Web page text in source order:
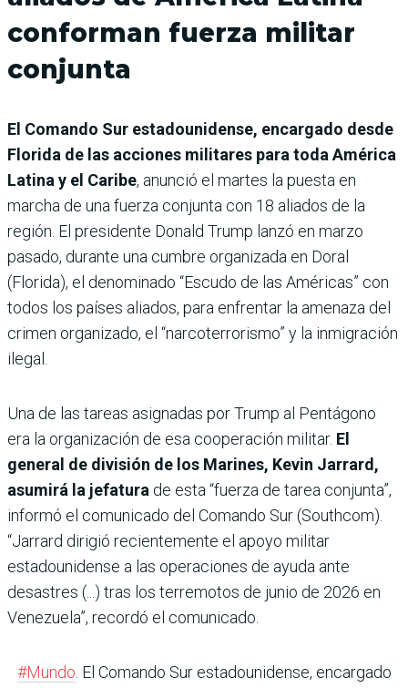
conforman fuerza militar
conjunta
El Comando Sur estadounidense, encargado desde
Florida de las acciones militares para toda América
Latina y el Caribe, anunció el martes la puesta en
marcha de una fuerza conjunta con 18 aliados de la
región. El presidente Donald Trump lanzó en marzo
pasado, durante una cumbre organizada en Doral
(Florida), el denominado “Escudo de las Américas” con
todos los países aliados, para enfrentar la amenaza del
crimen organizado, el “narcoterrorismo” y la inmigración
ilegal.
Una de las tareas asignadas por Trump al Pentágono
era la organización de esa cooperación militar. El
general de división de los Marines, Kevin Jarrard,
asumirá la jefatura de esta “fuerza de tarea conjunta”,
informó el comunicado del Comando Sur (Southcom).
“Jarrard dirigió recientemente el apoyo militar
estadounidense a las operaciones de ayuda ante
desastres (...) tras los terremotos de junio de 2026 en
Venezuela”, recordó el comunicado.
#Mundo. El Comando Sur estadounidense, encargado